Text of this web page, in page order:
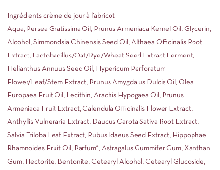
Ingrédients crème de jour à l’abricot
Aqua, Persea Gratissima Oil, Prunus Armeniaca Kernel Oil, Glycerin,
Alcohol, Simmondsia Chinensis Seed Oil, Althaea Officinalis Root
Extract, Lactobacillus/Oat/Rye/Wheat Seed Extract Ferment,
Helianthus Annuus Seed Oil, Hypericum Perforatum
Flower/Leaf/Stem Extract, Prunus Amygdalus Dulcis Oil, Olea
Europaea Fruit Oil, Lecithin, Arachis Hypogaea Oil, Prunus
Armeniaca Fruit Extract, Calendula Officinalis Flower Extract,
Anthyllis Vulneraria Extract, Daucus Carota Sativa Root Extract,
Salvia Triloba Leaf Extract, Rubus Idaeus Seed Extract, Hippophae
Rhamnoides Fruit Oil, Parfum*, Astragalus Gummifer Gum, Xanthan
Gum, Hectorite, Bentonite, Cetearyl Alcohol, Cetearyl Glucoside,